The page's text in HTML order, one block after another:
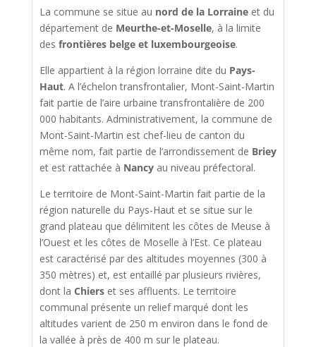
La commune se situe au nord de la Lorraineet du
département de Meurthe-et-Moselle, à la limite
des frontières belge et luxembourgeoise.
Elle appartient à la région lorraine dite du Pays-
Haut. A l’échelon transfrontalier, Mont-Saint-Martin
fait partie de l’aire urbaine transfrontalière de 200
000 habitants. Administrativement, la commune de
Mont-Saint-Martin est chef-lieu de canton du
même nom, fait partie de l’arrondissement de Briey
et est rattachée à Nancyau niveau préfectoral.
Le territoire de Mont-Saint-Martin fait partie de la
région naturelle du Pays-Haut et se situe sur le
grand plateau que délimitent les côtes de Meuse à
l’Ouest et les côtes de Moselle à l’Est. Ce plateau
est caractérisé par des altitudes moyennes (300 à
350 mètres) et, est entaillé par plusieurs rivières,
dont la Chierset ses affluents. Le territoire
communal présente un relief marqué dont les
altitudes varient de 250 m environ dans le fond de
la vallée à près de 400 m sur le plateau.